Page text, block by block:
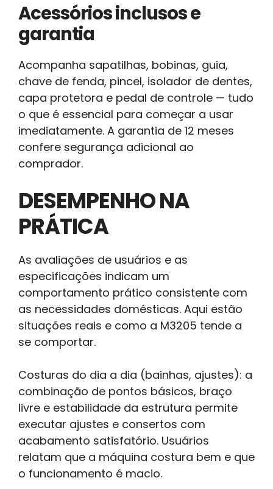
Acessórios inclusos e
garantia
Acompanha sapatilhas, bobinas, guia,
chave de fenda, pincel, isolador de dentes,
capa protetora e pedal de controle — tudo
o que é essencial para começar a usar
imediatamente. A garantia de 12 meses
confere segurança adicional ao
comprador.
DESEMPENHO NA
PRÁTICA
As avaliações de usuários e as
especificações indicam um
comportamento prático consistente com
as necessidades domésticas. Aqui estão
situações reais e como a M3205 tende a
se comportar.
Costuras do dia a dia (bainhas, ajustes): a
combinação de pontos básicos, braço
livre e estabilidade da estrutura permite
executar ajustes e consertos com
acabamento satisfatório. Usuários
relatam que a máquina costura bem e que
o funcionamento é macio.